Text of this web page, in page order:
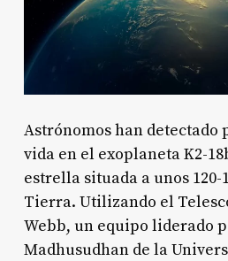
Astrónomos han detectado
vida en el exoplaneta K2-
estrella situada a unos 120-
Tierra. Utilizando el
Webb, un equipo liderado
Madhusudhan de la